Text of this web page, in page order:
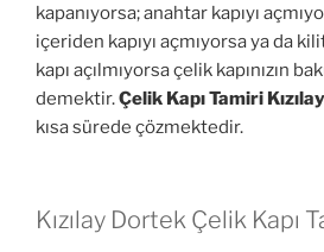
kapanıyorsa; anahtar kapıyı
içeriden kapıyı açmıyorsa ya da
kapı açılmıyorsa çelik kapınızın
demektir.Çelik Kapı Tamiri Kızılay
kısa sürede çözmektedir.
Kızılay Dortek Çelik Kapı